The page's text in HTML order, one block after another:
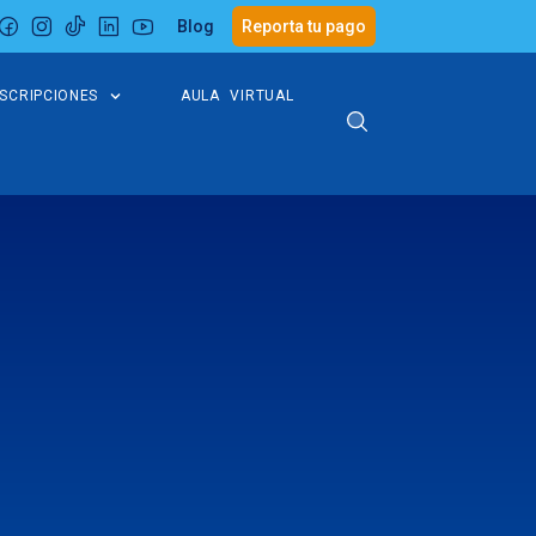
Blog Reporta tu pago
AULA VIRTUAL